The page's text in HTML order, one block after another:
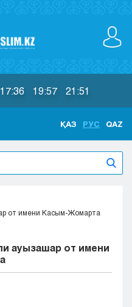
17:36 19:57 21:51
ҚАЗ РУС QAZ
от имени Касым-Жомарта
ауызашар от имени